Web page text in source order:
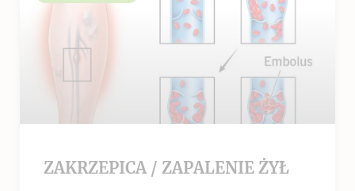
ZAKRZEPICA / ZAPALENIE ŻYŁ